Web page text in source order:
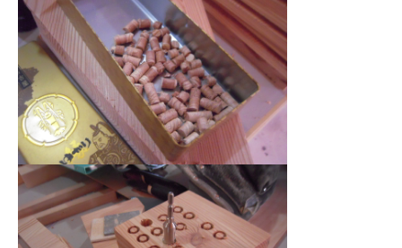
施工事例
コラム
お知らせ
モデルハウス
Hokushin model
koselig コーシェリ